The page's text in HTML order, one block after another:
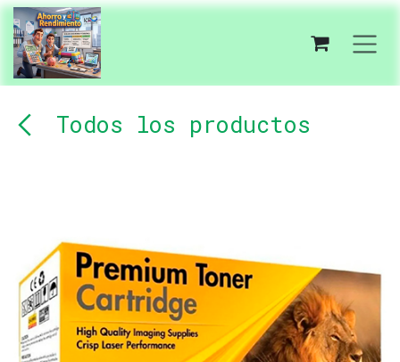
Ir al contenido
Todos los productos